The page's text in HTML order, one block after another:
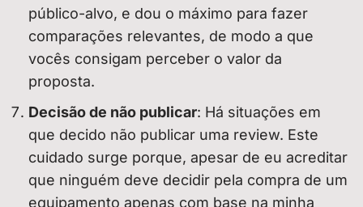
público-alvo, e dou o máximo para fazer
comparações relevantes, de modo a que
vocês consigam perceber o valor da
proposta.
Decisão de não publicar: Há situações em
que decido não publicar uma review. Este
cuidado surge porque, apesar de eu acreditar
que ninguém deve decidir pela compra de um
equipamento apenas com base na minha